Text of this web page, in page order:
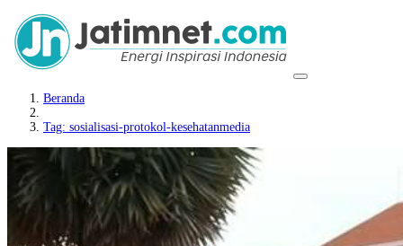
Beranda
Tag: sosialisasi-protokol-kesehatanmedia